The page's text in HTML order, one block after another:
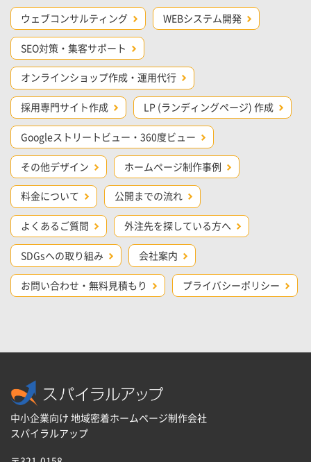
ウェブコンサルティング WEBシステム開発
SEO対策・集客サポート
オンラインショップ作成・運用代行
採用専門サイト作成 LP (ランディングページ) 作成
Googleストリートビュー・360度ビュー
その他デザイン ホームページ制作事例
料金について 公開までの流れ
よくあるご質問 外注先を探している方へ
SDGsへの取り組み 会社案内
お問い合わせ・無料見積もり プライバシーポリシー
中小企業向け 地域密着ホームページ制作会社
スパイラルアップ